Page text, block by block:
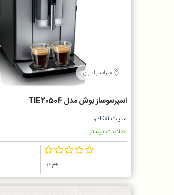
سراسر ایران
اسپرسوساز بوش مدل TIE20504
سایت آفکادو
اطلاعات بیشتر...